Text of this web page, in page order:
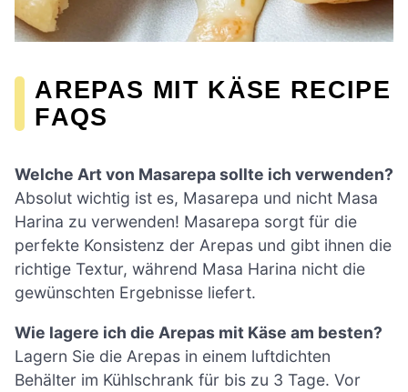
AREPAS MIT KÄSE RECIPE
FAQS
Welche Art von Masarepa sollte ich verwenden?
Absolut wichtig ist es, Masarepa und nicht Masa
Harina zu verwenden! Masarepa sorgt für die
perfekte Konsistenz der Arepas und gibt ihnen die
richtige Textur, während Masa Harina nicht die
gewünschten Ergebnisse liefert.
Wie lagere ich die Arepas mit Käse am besten?
Lagern Sie die Arepas in einem luftdichten
Behälter im Kühlschrank für bis zu 3 Tage. Vor